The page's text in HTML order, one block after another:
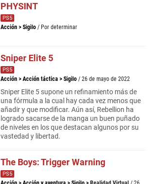
PHYSINT
PS5
Acción > Sigilo / Por determinar
Sniper Elite 5
PS5
Acción > Acción táctica > Sigilo / 26 de mayo de 2022
Sniper Elite 5 supone un refinamiento más de
una fórmula a la cual hay cada vez menos que
añadir y que modificar. Aún así, Rebellion ha
logrado sacarse de la manga un buen puñado
de niveles en los que destacan algunos por su
vastedad y libertad.
The Boys: Trigger Warning
PS5